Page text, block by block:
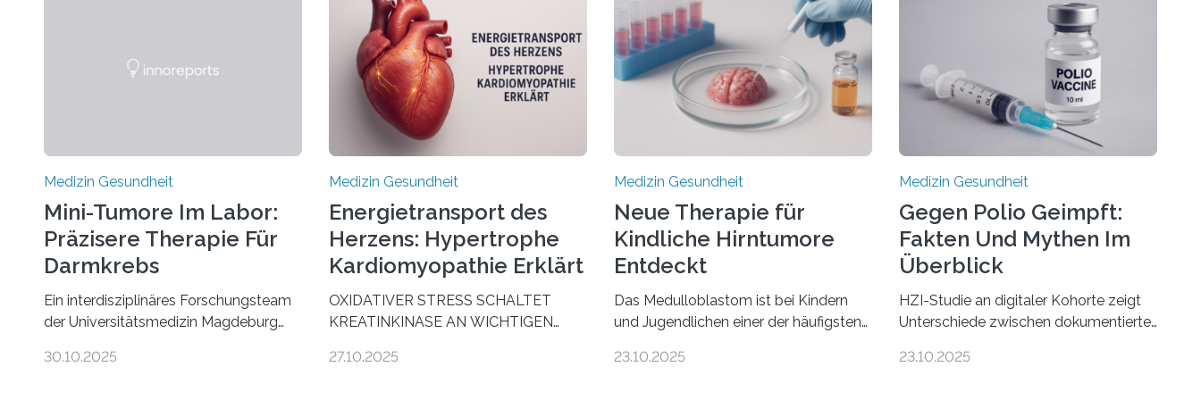
Medizin Gesundheit
Mini-Tumore Im Labor:
Präzisere Therapie Für
Darmkrebs
Ein interdisziplinäres Forschungsteam
der Universitätsmedizin Magdeburg
Darmkrebs künftig individueller
30.10.2025
Medizin Gesundheit
Energietransport des
Herzens: Hypertrophe
Kardiomyopathie Erklärt
OXIDATIVER STRESS SCHALTET
KREATINKINASE AN WICHTIGEN
AUS DEM ENERGIEGLEICHGEWICHT
27.10.2025
Medizin Gesundheit
Neue Therapie für
Kindliche Hirntumore
Entdeckt
Das Medulloblastom ist bei Kindern
und Jugendlichen einer der häufigsten
Nervensystems. Etwa 70 bis 80
23.10.2025
Medizin Gesundheit
Gegen Polio Geimpft:
Fakten Und Mythen Im
Überblick
HZI-Studie an digitaler Kohorte zeigt
Unterschiede zwischen dokumentierter
Die Poliomyelitis, auch bekannt als
23.10.2025